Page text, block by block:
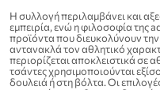
Η συλλογή περιλαμβάνει και
εμπειρία, ενώ η φιλοσοφία της
προϊόντα που διευκολύνουν
αντανακλά τον αθλητικό
περιορίζεται αποκλειστικά σε
τσάντες χρησιμοποιούνται
δουλειά ή στη βόλτα. Οι